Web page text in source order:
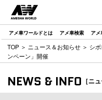
アメ車ワールドとは アメ車検索 ア
TOP ＞ ニュース＆お知らせ ＞ シ
ンペーン」開催
NEWS & INFO ［ニ